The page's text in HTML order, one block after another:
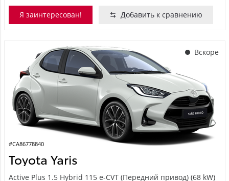
Я заинтересован! Добавить к сравнению
Вскоре
#CA86778840
Toyota Yaris
Active Plus 1.5 Hybrid 115 e-CVT (Передний привод) (68 kW)